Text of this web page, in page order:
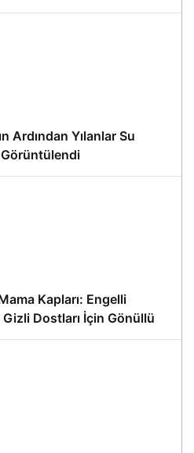
Ardından Yılanlar Su
Görüntülendi
Kapları: Engelli
Dostları İçin Gönüllü